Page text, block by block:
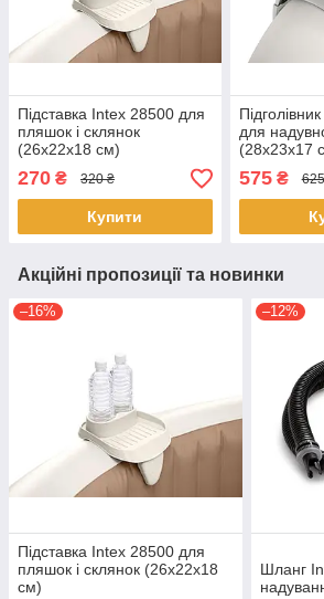
Підставка Intex 28500 для
пляшок і склянок
(26х22х18 см)
270 ₴ 320 ₴
Купити
для
(28х23х17
575₴
Акційні пропозиції та новинки
–16%
Підставка Intex 28500 для
пляшок і склянок (26х22х18
см)
–12%
Шланг